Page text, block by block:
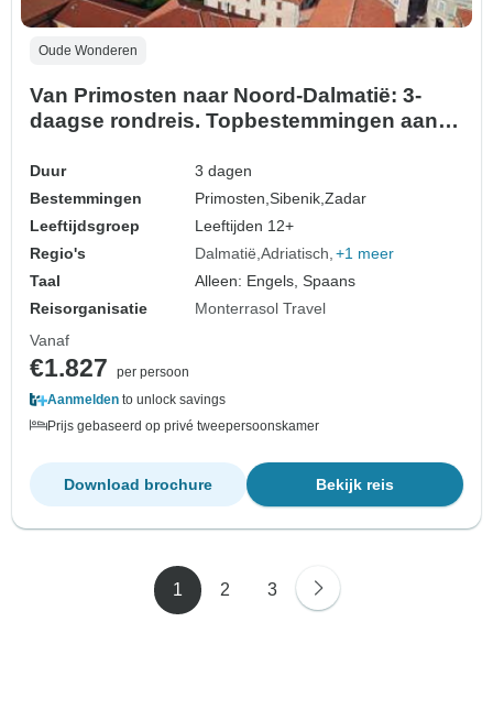
Oude Wonderen
Van Primosten naar Noord-Dalmatië: 3-
daagse rondreis. Topbestemmingen aan
UNESCO sites en oude ommuurde steden.
Volop natuur, geschiedenis, Venetiaanse
architectuur en prachtige uitzichten.
Levendige waterfront…
Duur
3 dagen
Bestemmingen
Primosten,Sibenik,Zadar
Leeftijdsgroep
Leeftijden 12+
Regio's
Dalmatië Adriatisch +1 meer
Taal
Alleen: Engels, Spaans
Reisorganisatie
Monterrasol Travel
Vanaf
€1.827
per persoon
Aanmelden to unlock savings
Prijs gebaseerd op privé tweepersoonskamer
Bekijk reis
Download brochure
1 2 3